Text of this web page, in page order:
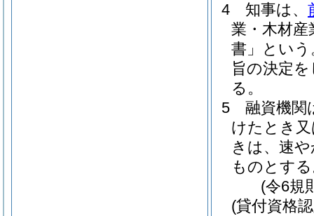
4
知事は、
業・木材産
書」という
旨の決定
る。
5
融資機関
けたとき
きは、速
ものとす
(令6規
(貸付資格